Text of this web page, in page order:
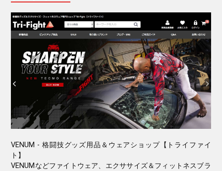
VENUM - 格闘技グッズ用品＆ウェアショップ【トライファイ
ト】
VENUMなどファイトウェア、エクササイズ＆フィットネスブラ